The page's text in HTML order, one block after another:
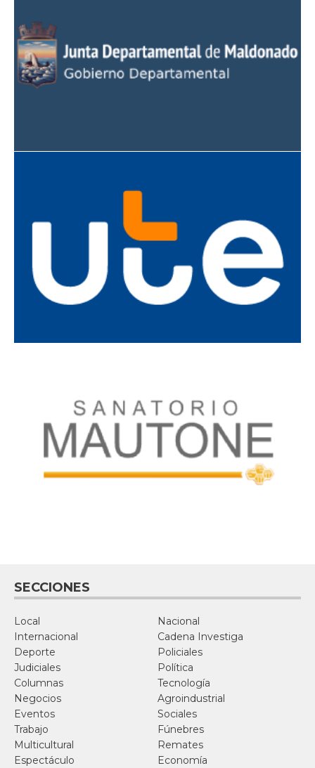
SECCIONES
Local
Nacional
Internacional
Cadena Investiga
Deporte
Policiales
Judiciales
Política
Columnas
Tecnología
Negocios
Agroindustrial
Eventos
Sociales
Trabajo
Fúnebres
Multicultural
Remates
Espectáculo
Economía